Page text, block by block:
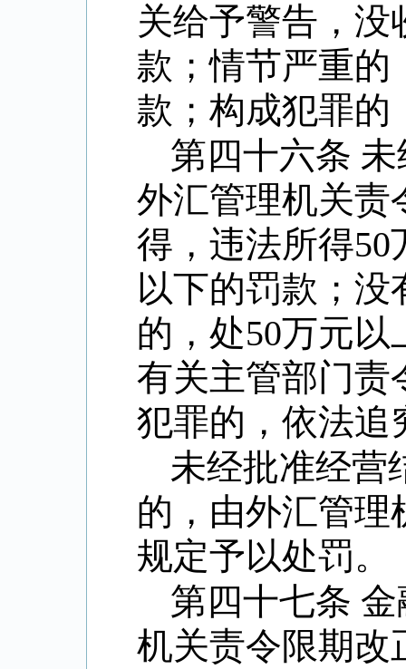
关给予警告，没
款；情节严重的
款；构成犯罪的
第四十六条
外汇管理机关责
得，违法所得50
以下的罚款；没
的，处50万元以
有关主管部门责
犯罪的，依法追
未经批准经营
的，由外汇管理
规定予以处罚。
第四十七条
机关责令限期改